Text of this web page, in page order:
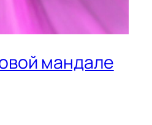
мандале